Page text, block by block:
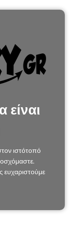
είναι
ιστότοπό
ευχαριστούμε